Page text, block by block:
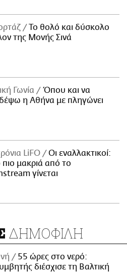
Το θολό και δύσκολο
της Μονής Σινά
Γωνία
Όπου και να
η Αθήνα με πληγώνει
LiFO
Οι εναλλακτικοί:
μακριά από το
γίνεται
ΔΗΜΟΦΙΛΗ
55 ώρες στο νερό:
διέσχισε τη Βαλτική